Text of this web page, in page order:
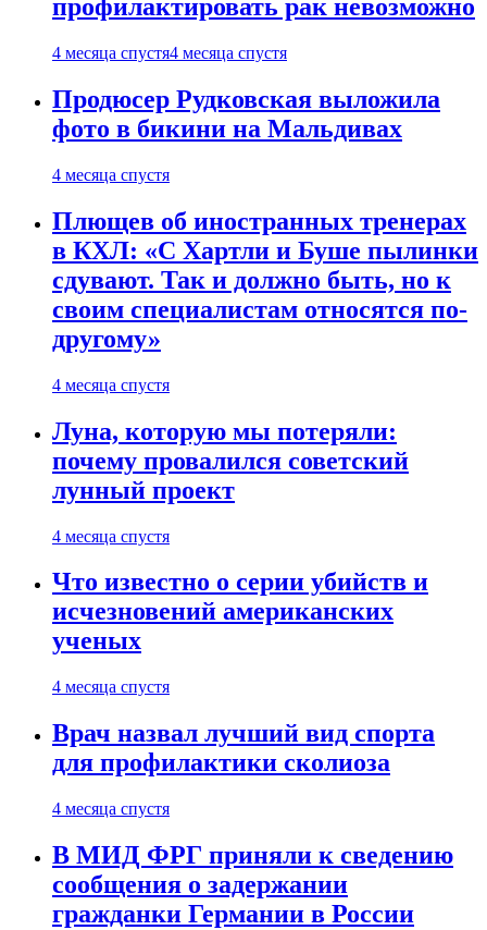
профилактировать рак невозможно
4 месяца спустя4 месяца спустя
Продюсер Рудковская выложила
фото в бикини на Мальдивах
4 месяца спустя
Плющев об иностранных тренерах
в КХЛ: «С Хартли и Буше пылинки
сдувают. Так и должно быть, но к
своим специалистам относятся по-
другому»
4 месяца спустя
Луна, которую мы потеряли:
почему провалился советский
лунный проект
4 месяца спустя
Что известно о серии убийств и
исчезновений американских
ученых
4 месяца спустя
Врач назвал лучший вид спорта
для профилактики сколиоза
4 месяца спустя
В МИД ФРГ приняли к сведению
сообщения о задержании
гражданки Германии в России